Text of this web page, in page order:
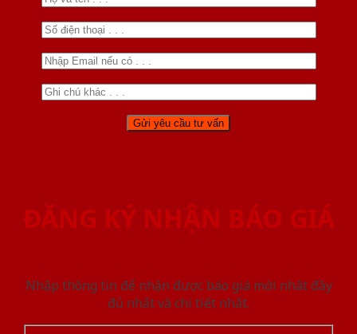
ĐĂNG KÝ NHẬN BÁO GIÁ
Nhập thông tin để nhận được báo giá mới nhât đầy
đủ nhất và chi tiết nhất.